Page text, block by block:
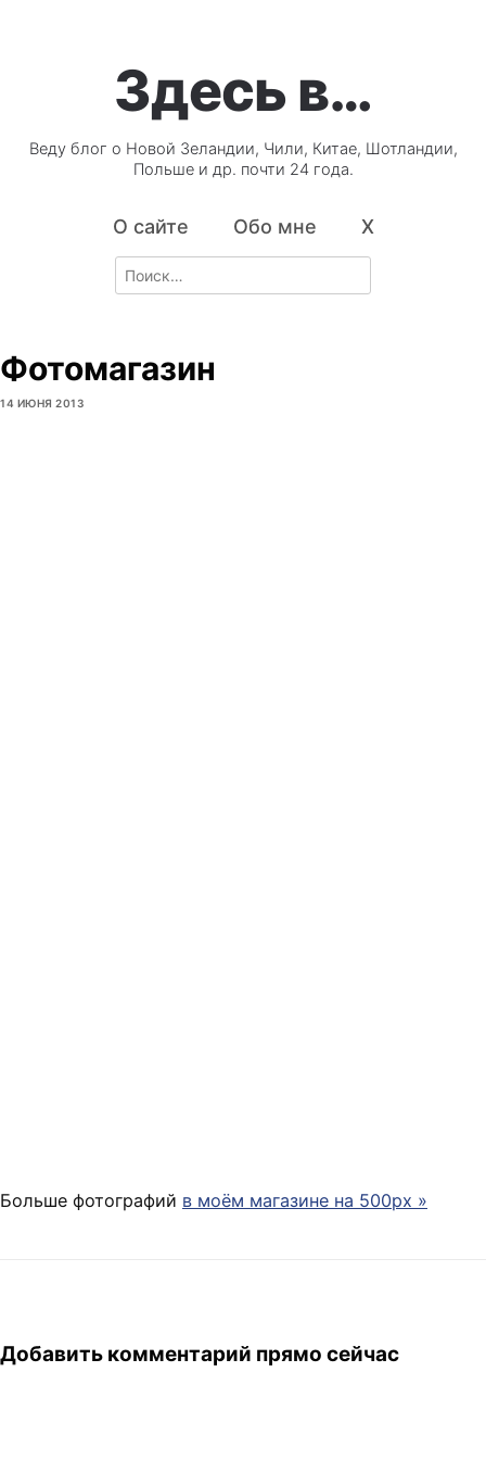
Здесь в…
Веду блог о Новой Зеландии, Чили, Китае, Шотландии,
Польше и др. почти 24 года.
О сайте Обо мне X
Search
for:
Фотомагазин
14 ИЮНЯ 2013
Больше фотографий в моём магазине на 500px »
Добавить комментарий прямо сейчас